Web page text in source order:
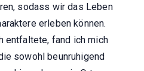
sodass wir das Leben
erleben können.
entfaltete, fand ich mich
sowohl beunruhigend